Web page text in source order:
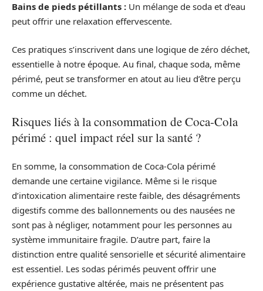
Bains de pieds pétillants : Un mélange de soda et d’eau
peut offrir une relaxation effervescente.
Ces pratiques s’inscrivent dans une logique de zéro déchet,
essentielle à notre époque. Au final, chaque soda, même
périmé, peut se transformer en atout au lieu d’être perçu
comme un déchet.
Risques liés à la consommation de Coca-Cola
périmé : quel impact réel sur la santé ?
En somme, la consommation de Coca-Cola périmé
demande une certaine vigilance. Même si le risque
d’intoxication alimentaire reste faible, des désagréments
digestifs comme des ballonnements ou des nausées ne
sont pas à négliger, notamment pour les personnes au
système immunitaire fragile. D’autre part, faire la
distinction entre qualité sensorielle et sécurité alimentaire
est essentiel. Les sodas périmés peuvent offrir une
expérience gustative altérée, mais ne présentent pas